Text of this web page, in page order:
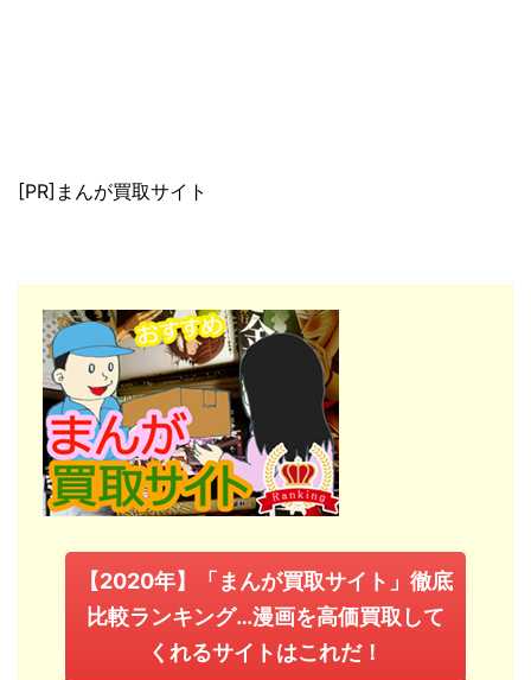
[PR]まんが買取サイト
【2020年】「まんが買取サイト」徹底
比較ランキング…漫画を高価買取して
くれるサイトはこれだ！